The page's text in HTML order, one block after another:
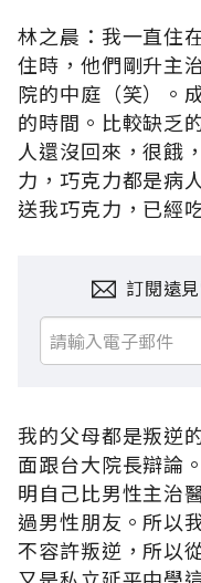
林之晨：我一直住
住時，他們剛升主
院的中庭（笑）。
的時間。比較缺乏
人還沒回來，很餓
力，巧克力都是病
送我巧克力，已經
訂閱遠
我的父母都是叛逆
面跟台大院長辯論
明自己比男性主治
過男性朋友。所以
不容許叛逆，所以